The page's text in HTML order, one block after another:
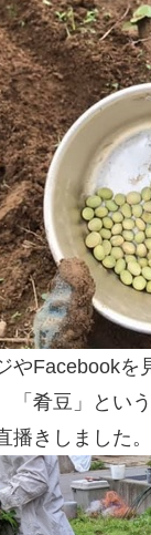
やFacebookを
「肴豆」とい
播きしました。